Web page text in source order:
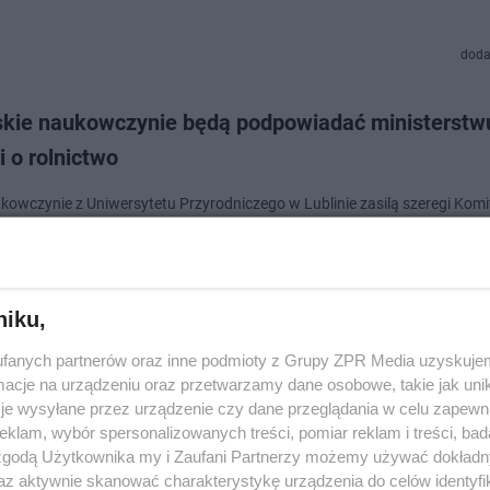
naukowczynie będą podpowiadać
o rolnictwo
z Uniwersytetu Przyrodniczego w Lublinie zasilą szeregi
uczelnia i trzy inne dostaną 10 mln zł. To na
ma być tańsze i na lepszym poziomie. Taki jest cel
prowadzących kliniki weterynaryjne. Pieniądze z rządu dostanie
partnerów oraz inne podmioty z Grupy ZPR Media
na urządzeniu oraz przetwarzamy dane osobowe, takie jak
wysyłane przez urządzenie czy dane przeglądania w celu
wybór spersonalizowanych treści, pomiar reklam i treści,
Użytkownika my i Zaufani Partnerzy możemy używać
aktywnie skanować charakterystykę urządzenia do celów